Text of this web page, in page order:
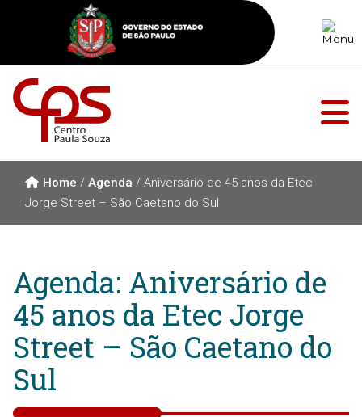
Home / Agenda / Aniversário de 45 anos da Etec
Jorge Street – São Caetano do Sul
Agenda: Aniversário de
45 anos da Etec Jorge
Street – São Caetano do
Sul